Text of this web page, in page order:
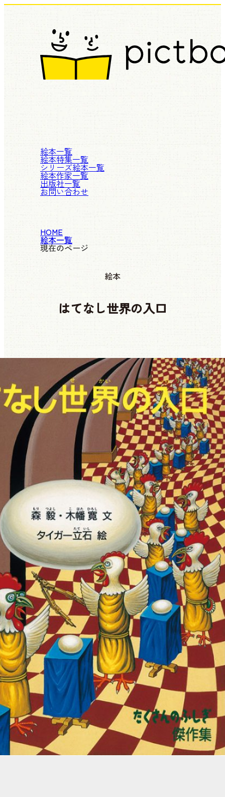
絵本一覧
絵本特集一覧
シリーズ絵本一覧
絵本作家一覧
出版社一覧
お問い合わせ
HOME
絵本一覧
現在のページ
絵本
はてなし世界の入口